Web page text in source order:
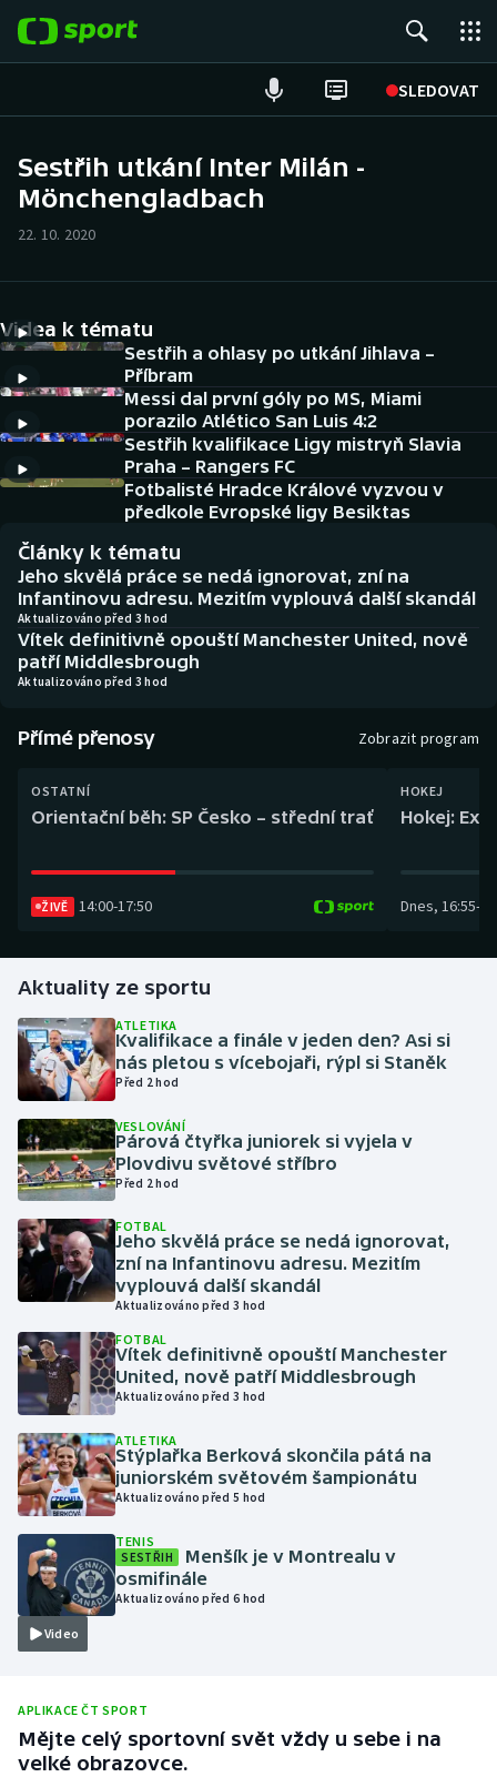
SLEDOVAT
Hokej
Cyklistika
DALŠÍ SPORTY
Americký fotbal
Baseball a softbal
Basketbal
Biatlon
Boby a skeleton
Box
Curling
Golf
Gymnastika
Házená
Jezdectví
Judo
Krasobruslení
Lyže a snowboard
Moderní pětiboj
Motorsport
Parasport
Plavání
Ragby
NEPŘEHLÉDNĚTE
Historické návraty
Aplikace ČT sport
AZ kvíz
Sestřih utkání Inter Milán -
Mönchengladbach
22. 10. 2020
Videa k tématu
Sestřih a ohlasy po utkání Jihlava –
Příbram
Messi dal první góly po MS, Miami
porazilo Atlético San Luis 4:2
Sestřih kvalifikace Ligy mistryň Slavia
Praha – Rangers FC
Fotbalisté Hradce Králové vyzvou v
předkole Evropské ligy Besiktas
Články k tématu
Jeho skvělá práce se nedá ignorovat, zní na
Infantinovu adresu. Mezitím vyplouvá další skandál
Aktualizováno před 3 hod
Vítek definitivně opouští Manchester United, nově
patří Middlesbrough
Aktualizováno před 3 hod
Přímé přenosy Zobrazit program
OSTATNÍ
Orientační běh: SP Česko – střední trať
ŽIVĚ 14:00-17:50
HOKEJ
Hokej:
Dnes, 16:55-
Aktuality ze sportu
ATLETIKA
Kvalifikace a finále v jeden den? Asi si
nás pletou s vícebojaři, rýpl si Staněk
Před 2 hod
VESLOVÁNÍ
Párová čtyřka juniorek si vyjela v
Plovdivu světové stříbro
Před 2 hod
FOTBAL
Jeho skvělá práce se nedá ignorovat,
zní na Infantinovu adresu. Mezitím
vyplouvá další skandál
Aktualizováno před 3 hod
FOTBAL
Vítek definitivně opouští Manchester
United, nově patří Middlesbrough
Aktualizováno před 3 hod
ATLETIKA
Stýplařka Berková skončila pátá na
juniorském světovém šampionátu
Aktualizováno před 5 hod
Video
TENIS
SESTŘIH
Menšík je v Montrealu v
osmifinále
Aktualizováno před 6 hod
APLIKACE ČT SPORT
Mějte celý sportovní svět vždy u sebe i na
velké obrazovce.